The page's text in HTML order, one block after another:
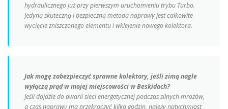
hydraulicznego już przy pierwszym uruchomieniu trybu Turbo.
Jedyną skuteczną i bezpieczną metodą naprawy jest całkowite
wycięcie zniszczonego elementu i wklejenie nowego kolektora.
Jak mogę zabezpieczyć sprawne kolektory, jeśli zimą nagle
wyłączą prąd w mojej miejscowości w Beskidach?
Jeśli dojdzie do awarii sieci energetycznej podczas silnych mrozów,
a czas naprawy ma przekroczyć kilka godzin, należy natychmiast